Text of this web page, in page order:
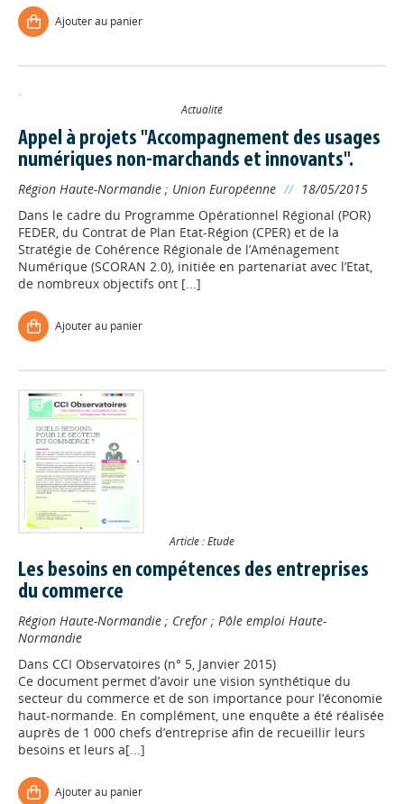
Ajouter au panier
Actualité
Appel à projets "Accompagnement des usages
numériques non-marchands et innovants".
Région Haute-Normandie ; Union Européenne // 18/05/2015
Dans le cadre du Programme Opérationnel Régional (POR)
FEDER, du Contrat de Plan Etat-Région (CPER) et de la
Stratégie de Cohérence Régionale de l’Aménagement
Numérique (SCORAN 2.0), initiée en partenariat avec l’Etat,
de nombreux objectifs ont [...]
Ajouter au panier
Article : Etude
Les besoins en compétences des entreprises
du commerce
Région Haute-Normandie ; Crefor ; Pôle emploi Haute-
Normandie
Dans CCI Observatoires (n° 5, Janvier 2015)
Ce document permet d’avoir une vision synthétique du
secteur du commerce et de son importance pour l’économie
haut-normande. En complément, une enquête a été réalisée
auprès de 1 000 chefs d’entreprise afin de recueillir leurs
besoins et leurs a[...]
Ajouter au panier